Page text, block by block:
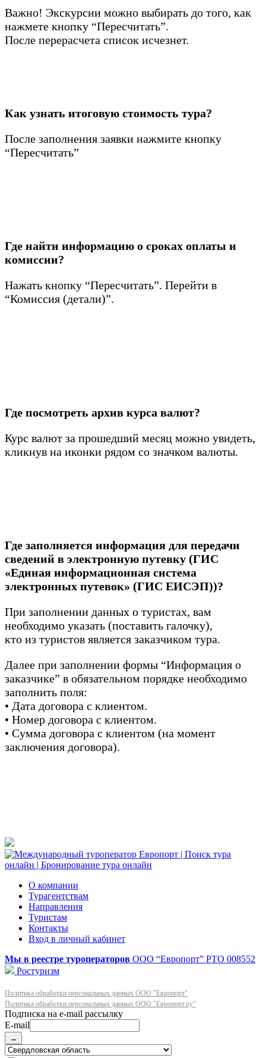
Важно! Экскурсии можно выбирать до того, как
нажмете кнопку “Пересчитать”.
После перерасчета список исчезнет.
Как узнать итоговую стоимость тура?
После заполнения заявки нажмите кнопку
“Пересчитать”
Где найти информацию о сроках оплаты и
комиссии?
Нажать кнопку “Пересчитать”. Перейти в
“Комиссия (детали)”.
Где посмотреть архив курса валют?
Курс валют за прошедший месяц можно увидеть,
кликнув на иконки рядом со значком валюты.
Где заполняется информация для передачи
сведений в электронную путевку (ГИС
«Единая информационная система
электронных путевок» (ГИС ЕИСЭП))?
При заполнении данных о туристах, вам
необходимо указать (поставить галочку),
кто из туристов является заказчиком тура.
Далее при заполнении формы “Информация о
заказчике” в обязательном порядке необходимо
заполнить поля:
• Дата договора с клиентом.
• Номер договора с клиентом.
• Сумма договора с клиентом (на момент
заключения договора).
О компании
Турагентствам
Направления
Туристам
Контакты
Вход в личный кабинет
Мы в реестре туроператоров ООО “Европорт” РТО 008552
Ростуризм
Политика обработки персональных данных ООО "Европорт"
Политика обработки персональных данных ООО "Европорт.ру"
E-mail
→